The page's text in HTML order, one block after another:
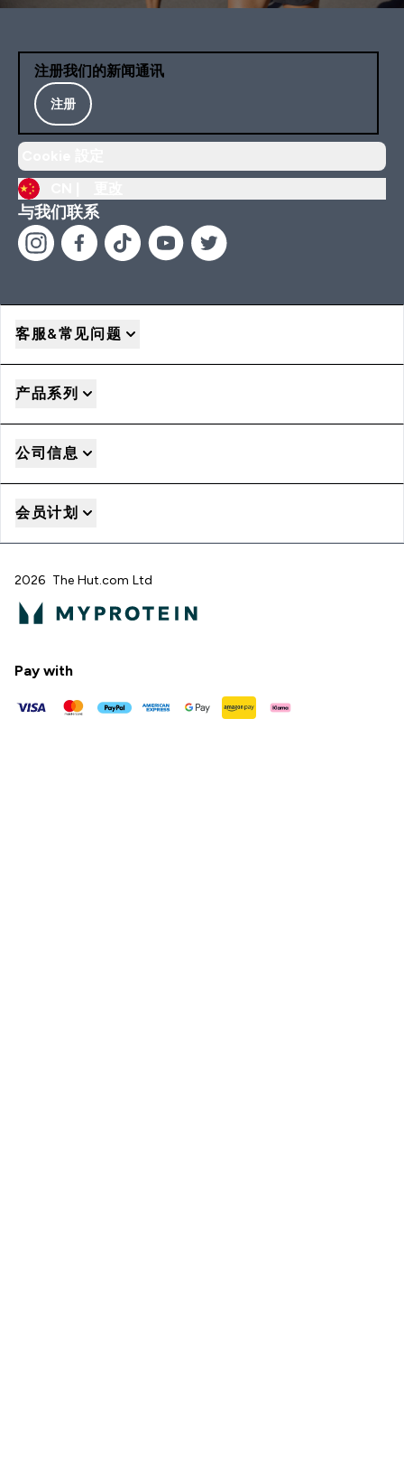
注册我们的新闻通讯
注册
与我们联系
客服&常见问题
产品系列
公司信息
会员计划
2026 The Hut.com Ltd
Pay with